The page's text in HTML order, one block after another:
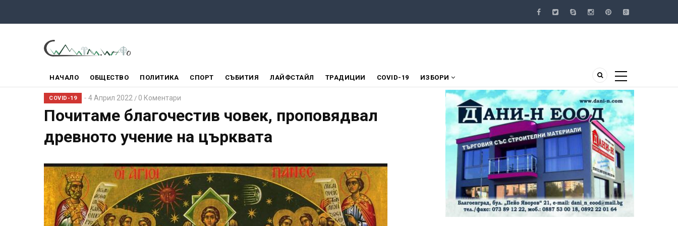
МЕНЮ
НАЧАЛО ОБЩЕСТВО ПОЛИТИКА СПОРТ СЪБИТИЯ ЛАЙФСТАЙЛ ТРАДИЦИИ COVID-19 ИЗБОРИ
COVID-19 4 Април 2022 / 0 Коментари
Почитаме благочестив човек, проповядвал
древното учение на църквата